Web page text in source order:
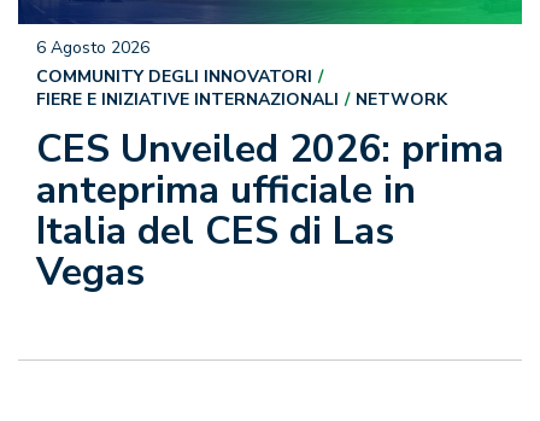
CES Unveiled 2026: prima
anteprima ufficiale in
Italia del CES di Las
Vegas
6 Agosto 2026
COMMUNITY DEGLI INNOVATORI
FIERE E INIZIATIVE INTERNAZIONALI
NETWORK